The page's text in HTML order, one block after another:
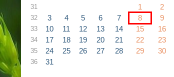
31
1 2
32 3 4 5 6 7 8 9
33 10 11 12 13 14 15 16
34 17 18 19 20 21 22 23
35 24 25 26 27 28 29 30
36 31